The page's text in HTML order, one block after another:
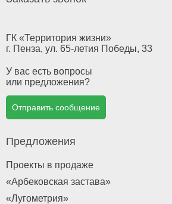
ГК «Территория жизни»
г. Пенза, ул. 65-летия Победы, 33
У вас есть вопросы
или предложения?
Отправить сообщение
Предложения
Проекты в продаже
«Арбековская застава»
«Лугометрия»